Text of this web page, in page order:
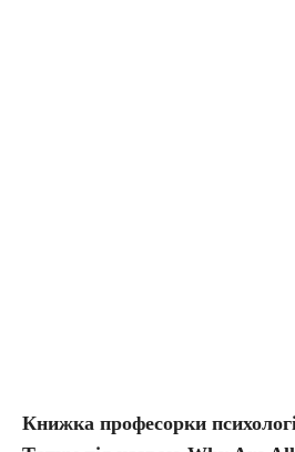
Книжка професорки